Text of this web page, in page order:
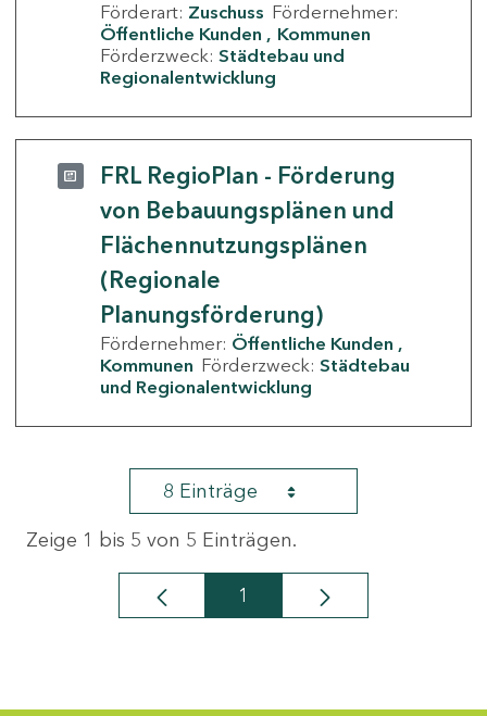
Förderart: Zuschuss Fördernehmer:
Öffentliche Kunden
Kommunen
Förderzweck: Städtebau und
Regionalentwicklung
FRL RegioPlan - Förderung
von Bebauungsplänen und
Flächennutzungsplänen
(Regionale
Planungsförderung)
Fördernehmer: Öffentliche Kunden
Kommunen Förderzweck: Städtebau
und Regionalentwicklung
8 Einträge
Zeige 1 bis 5 von 5 Einträgen.
Seite
1